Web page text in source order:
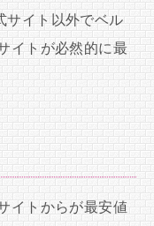
サイト以外でベル
イトが必然的に最
イトからが最安値